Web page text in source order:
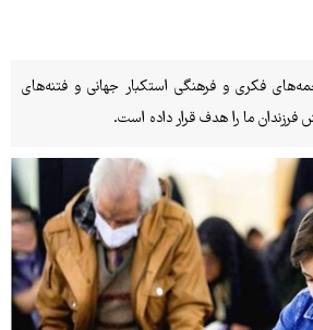
فکری و فرهنگی استکبار جهانی و فتنه‌های
فرزندان ما را هدف قرار داده است.